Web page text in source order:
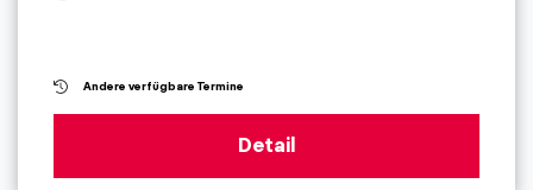
Andere verfügbare Termine
Detail